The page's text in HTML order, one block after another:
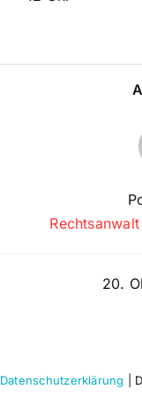
20.
Datenschutzerklärung |